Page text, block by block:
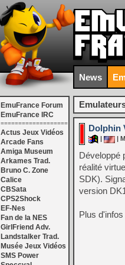
News
EmuFrance Forum
EmuFrance IRC
===================
Actus Jeux Vidéos
Arcade Fans
Amiga Museum
Arkames Trad.
Bruno C. Zone
Calice
CBSata
CPS2Shock
EF-Nes
Fan de la NES
GirlFriend Adv.
Landstalker Trad.
Musée Jeux Vidéos
SMS Power
Dolphin
|
Développé
réalité
SDK).
version
Plus d'infos